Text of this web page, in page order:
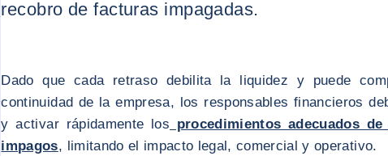
recobro de facturas impagadas.
Dado que cada retraso debilita la liquidez y puede
continuidad de la empresa, los responsables financieros
y activar rápidamente los procedimientos adecuados
impagos, limitando el impacto legal, comercial y operativo.